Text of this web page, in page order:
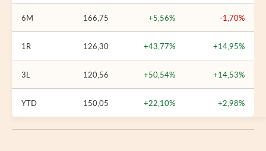
6M 166,75 +5,56% -1,70%
1R 126,30 +43,77% +14,95%
3L 120,56 +50,54% +14,53%
YTD 150,05 +22,10% +2,98%